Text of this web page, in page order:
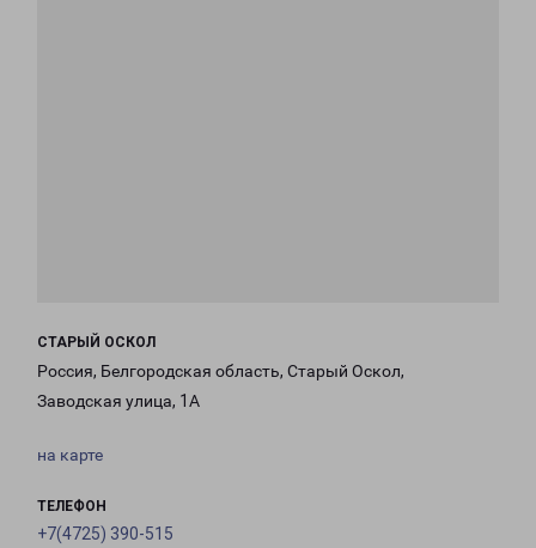
СТАРЫЙ ОСКОЛ
Россия, Белгородская область, Старый Оскол,
Заводская улица, 1А
на карте
ТЕЛЕФОН
+7(4725) 390-515